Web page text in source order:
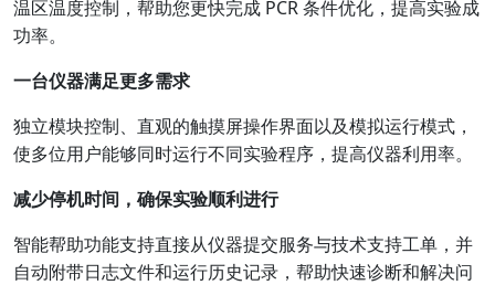
温区温度控制，帮助您更快完成 PCR 条件优化，提高实验成
功率。
一台仪器满足更多需求
独立模块控制、直观的触摸屏操作界面以及模拟运行模式，
使多位用户能够同时运行不同实验程序，提高仪器利用率。
减少停机时间，确保实验顺利进行
智能帮助功能支持直接从仪器提交服务与技术支持工单，并
自动附带日志文件和运行历史记录，帮助快速诊断和解决问